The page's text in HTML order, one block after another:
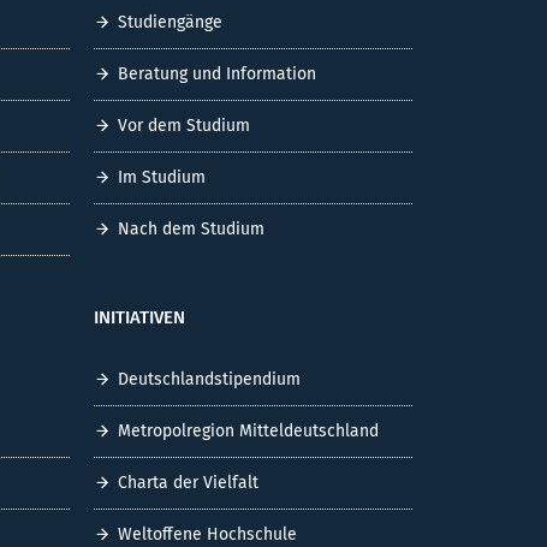
Studiengänge
Beratung und Information
Vor dem Studium
Im Studium
Nach dem Studium
INITIATIVEN
Deutschlandstipendium
Metropolregion Mitteldeutschland
Charta der Vielfalt
Weltoffene Hochschule